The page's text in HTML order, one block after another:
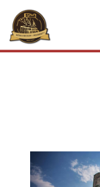
Skočiť
na